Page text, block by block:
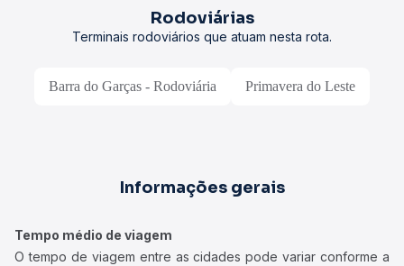
Rodoviárias
Terminais rodoviários que atuam nesta rota.
Barra do Garças - Rodoviária Primavera do Leste
Informações gerais
Tempo médio de viagem
O tempo de viagem entre as cidades pode variar conforme a